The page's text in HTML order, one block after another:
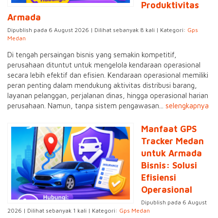
Produktivitas
Armada
Dipublish pada 6 August 2026 | Dilihat sebanyak 8 kali | Kategori: Gps
Medan
Di tengah persaingan bisnis yang semakin kompetitif,
perusahaan dituntut untuk mengelola kendaraan operasional
secara lebih efektif dan efisien. Kendaraan operasional memiliki
peran penting dalam mendukung aktivitas distribusi barang,
layanan pelanggan, perjalanan dinas, hingga operasional harian
perusahaan. Namun, tanpa sistem pengawasan... selengkapnya
Manfaat GPS
Tracker Medan
untuk Armada
Bisnis: Solusi
Efisiensi
Operasional
Dipublish pada 6 August
2026 | Dilihat sebanyak 1 kali | Kategori: Gps Medan